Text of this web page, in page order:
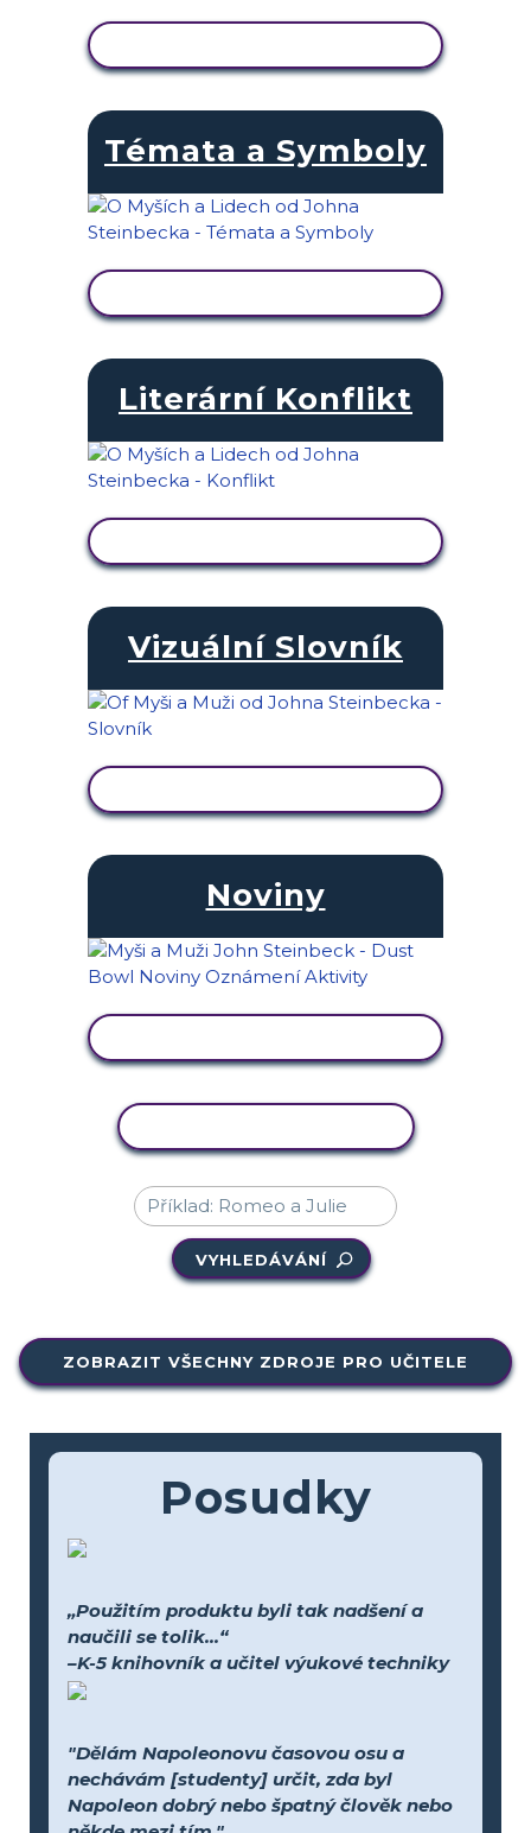
Témata a Symboly
Literární Konflikt
Vizuální Slovník
Noviny
VYHLEDÁVÁNÍ
ZOBRAZIT VŠECHNY ZDROJE PRO UČITELE
Posudky
„Použitím produktu byli tak nadšení a
naučili se tolik...“
–K-5 knihovník a učitel výukové techniky
"Dělám Napoleonovu časovou osu a
nechávám [studenty] určit, zda byl
Napoleon dobrý nebo špatný člověk nebo